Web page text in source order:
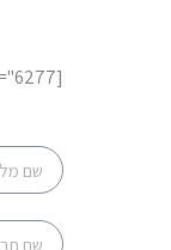
[leadercf7 campid="6277"]